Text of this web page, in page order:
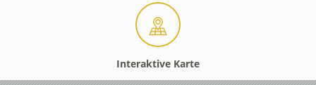
Interaktive Karte